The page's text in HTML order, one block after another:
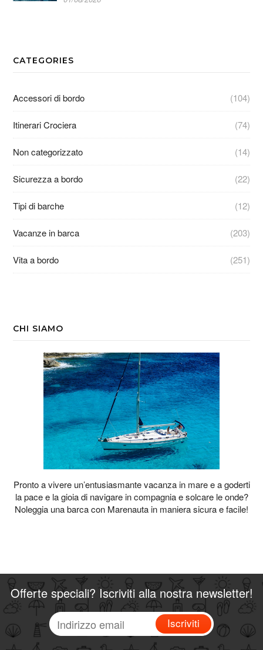
CATEGORIES
Accessori di bordo (104)
Itinerari Crociera (74)
Non categorizzato (14)
Sicurezza a bordo (22)
Tipi di barche (12)
Vacanze in barca (203)
Vita a bordo (251)
CHI SIAMO
Pronto a vivere un’entusiasmante vacanza in mare e a goderti
la pace e la gioia di navigare in compagnia e solcare le onde?
Noleggia una barca con Marenauta in maniera sicura e facile!
Offerte speciali? Iscriviti alla nostra newsletter!
Iscriviti